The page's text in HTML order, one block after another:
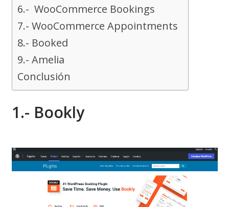
6.- WooCommerce Bookings
7.- WooCommerce Appointments
8.- Booked
9.- Amelia
Conclusión
1.- Bookly